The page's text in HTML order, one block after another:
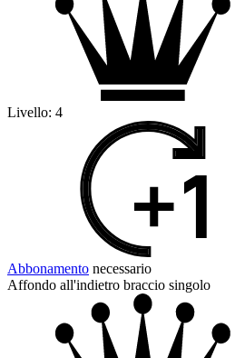
Livello: 4
Abbonamento necessario
Affondo all'indietro braccio singolo